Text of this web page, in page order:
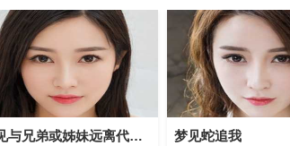
梦见与兄弟或姊妹远离代表着什么？ 梦见蛇追我